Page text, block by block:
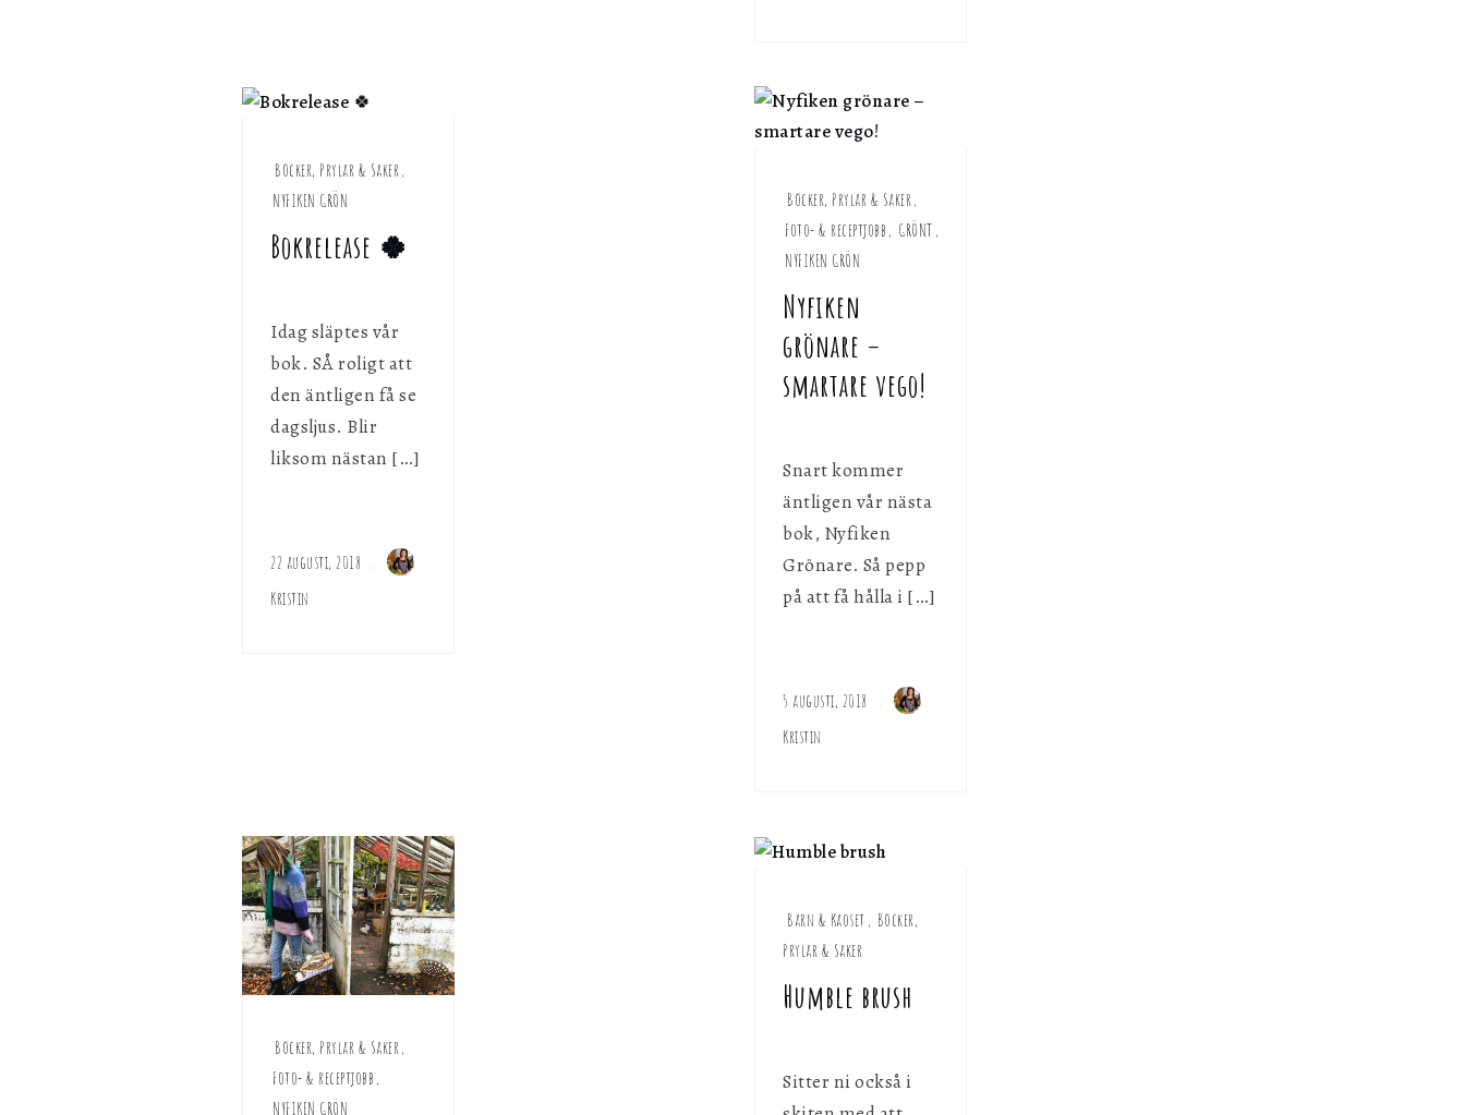
Böcker, Prylar & Saker,
NYFIKEN GRÖN
Bokrelease 🍀
Idag släptes vår
bok. SÅ roligt att
den äntligen få se
dagsljus. Blir
liksom nästan […]
22 augusti, 2018
Kristin
Böcker, Prylar & Saker,
Foto- & receptjobb , GRÖNT ,
NYFIKEN GRÖN
Nyfiken
grönare –
smartare vego!
Snart kommer
äntligen vår nästa
bok, Nyfiken
Grönare. Så pepp
på att få hålla i […]
5 augusti, 2018
Kristin
Böcker, Prylar & Saker,
Foto- & receptjobb ,
NYFIKEN GRÖN
Barn & Kaoset , Böcker,
Prylar & Saker
Humble brush
Sitter ni också i